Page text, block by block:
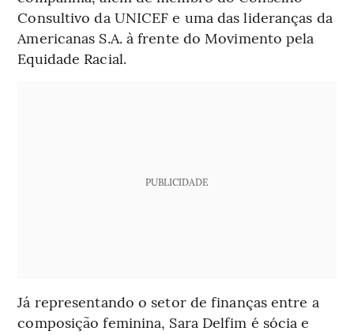
Consultivo da UNICEF e uma das lideranças da
Americanas S.A. à frente do Movimento pela
Equidade Racial.
PUBLICIDADE
Já representando o setor de finanças entre a
composição feminina, Sara Delfim é sócia e